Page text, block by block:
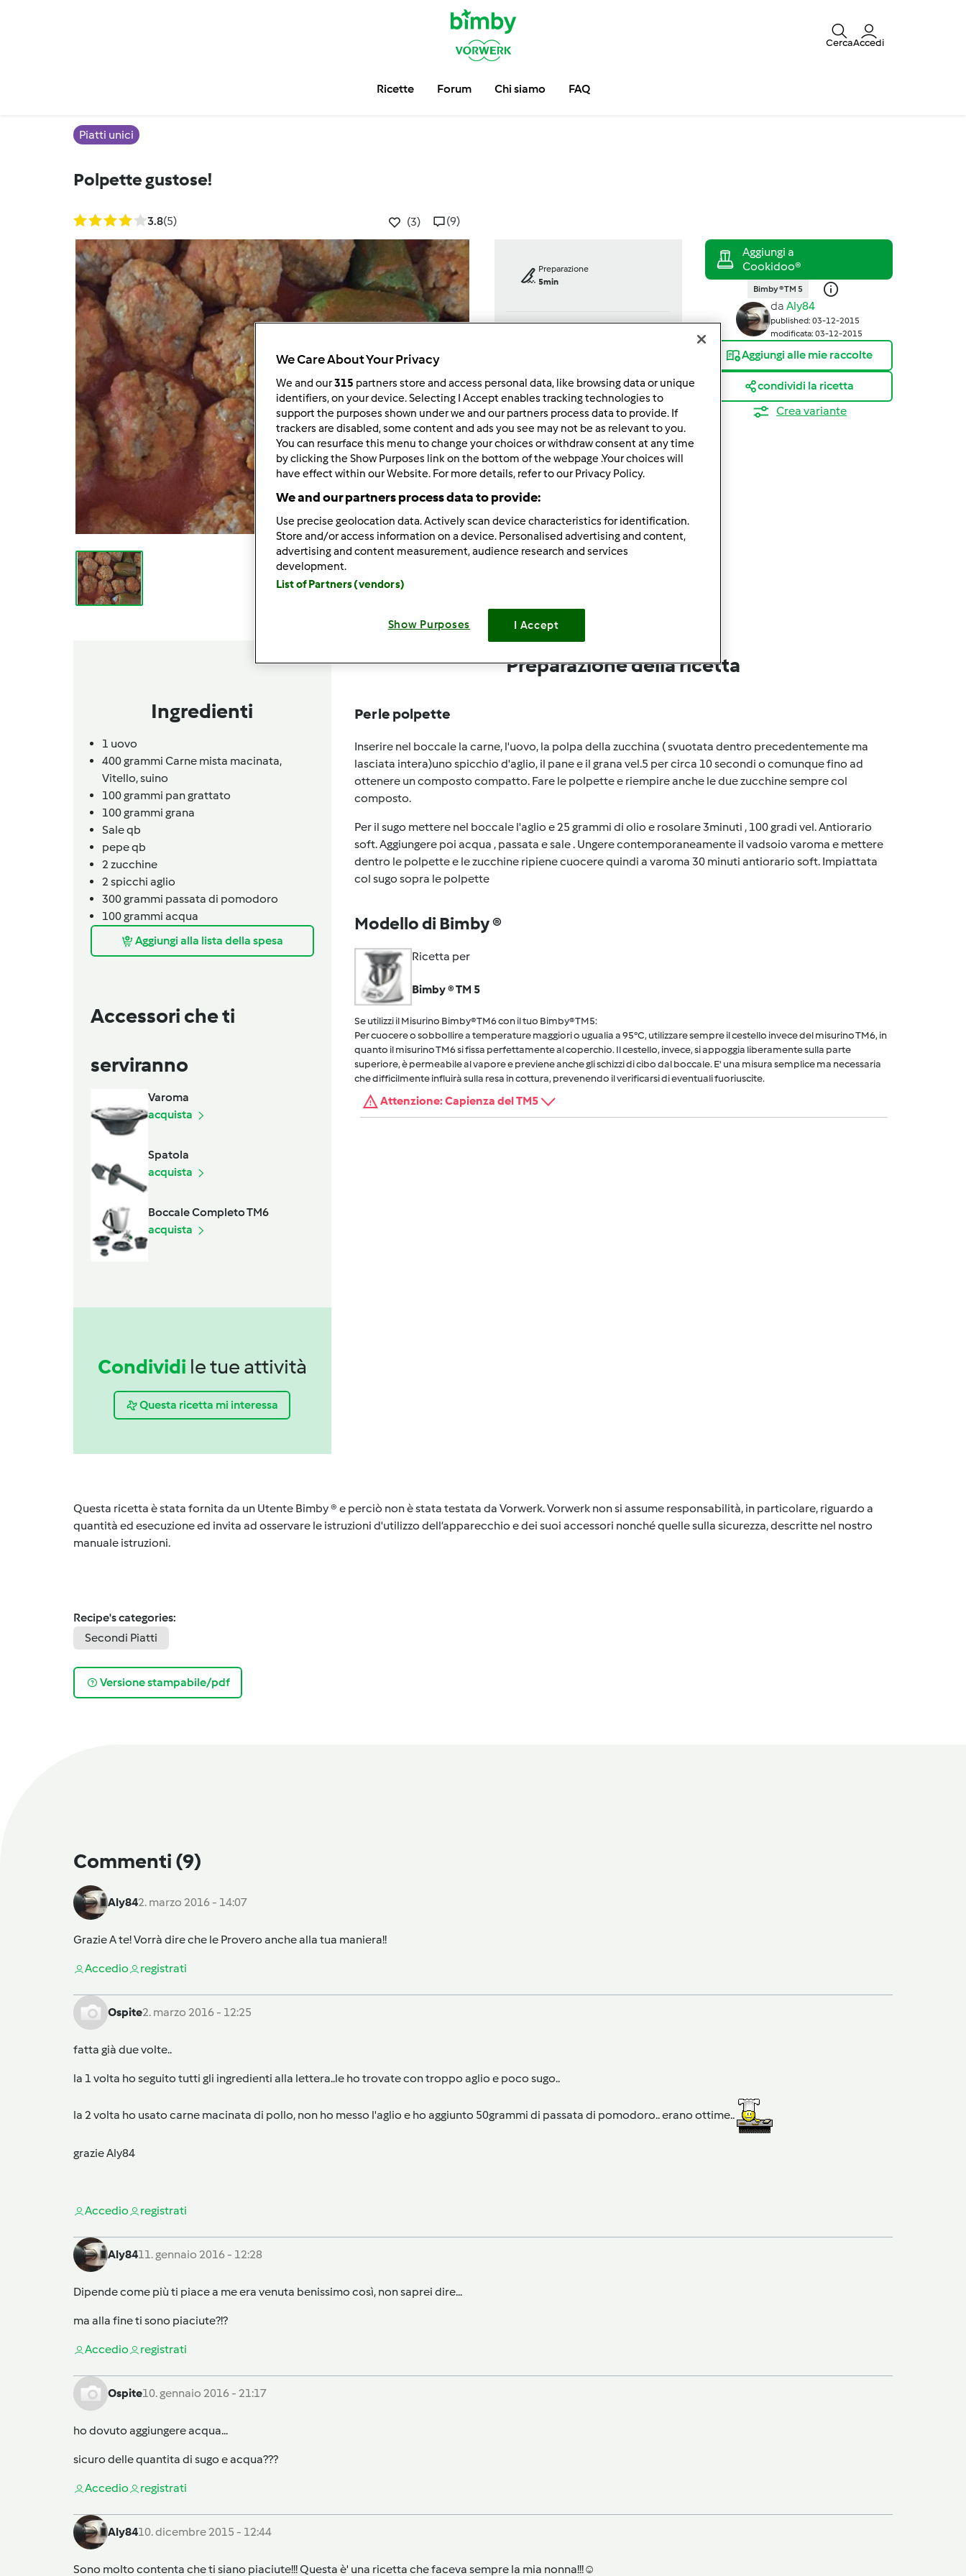
CercaAccedi
Ricette Forum Chi siamo FAQ
Piatti unici
Polpette gustose!
3.8(5) (3) (9)
Preparazione
5min
porzione/porzioni
4porzione/porzioni
facile
Bimby ® TM 5
da Aly84
published: 03-12-2015
modificata: 03-12-2015
Aggiungi alle mie raccolte
condividi la ricetta
Crea variante
Ingredienti
1 uovo
400grammi Carne mista macinata,
Vitello, suino
100grammi pan grattato
100grammi grana
Sale qb
pepe qb
2zucchine
2spicchi aglio
300grammi passata di pomodoro
100grammi acqua
Aggiungi alla lista della spesa
Accessori che ti
serviranno
Varoma
acquista
Spatola
acquista
Boccale Completo TM6
acquista
Condividi le tue attività
Questa ricetta mi interessa
Preparazione della ricetta
Per le polpette
Inserire nel boccale la carne, l'uovo, la polpa della zucchina ( svuotata dentro precedentemente ma
lasciata intera)uno spicchio d'aglio, il pane e il grana vel.5 per circa 10 secondi o comunque fino ad
ottenere un composto compatto. Fare le polpette e riempire anche le due zucchine sempre col
composto.
Per il sugo mettere nel boccale l'aglio e 25 grammi di olio e rosolare 3minuti , 100 gradi vel. Antiorario
soft. Aggiungere poi acqua , passata e sale . Ungere contemporaneamente il vadsoio varoma e mettere
dentro le polpette e le zucchine ripiene cuocere quindi a varoma 30 minuti antiorario soft. Impiattata
col sugo sopra le polpette
Modello di Bimby ®
Ricetta per
Bimby ® TM 5
Se utilizzi il Misurino Bimby® TM6 con il tuo Bimby® TM5:
Per cuocere o sobbollire a temperature maggiori o ugualia a 95°C, utilizzare sempre il cestello invece del misurino TM6, in
quanto il misurino TM6 si fissa perfettamente al coperchio. Il cestello, invece, si appoggia liberamente sulla parte
superiore, è permeabile al vapore e previene anche gli schizzi di cibo dal boccale. E' una misura semplice ma necessaria
che difficilmente influirà sulla resa in cottura, prevenendo il verificarsi di eventuali fuoriuscite.
Attenzione: Capienza del TM5
Questa ricetta è stata fornita da un Utente Bimby ® e perciò non è stata testata da Vorwerk. Vorwerk non si assume responsabilità, in particolare, riguardo a
quantità ed esecuzione ed invita ad osservare le istruzioni d'utilizzo dell’apparecchio e dei suoi accessori nonché quelle sulla sicurezza, descritte nel nostro
manuale istruzioni.
Recipe's categories:
Secondi Piatti
Versione stampabile/pdf
Commenti (9)
Aly842. marzo 2016 - 14:07
Grazie A te! Vorrà dire che le Provero anche alla tua maniera!!
Accedio registrati
Ospite2. marzo 2016 - 12:25
fatta già due volte..
la 1 volta ho seguito tutti gli ingredienti alla lettera..le ho trovate con troppo aglio e poco sugo..
la 2 volta ho usato carne macinata di pollo, non ho messo l'aglio e ho aggiunto 50grammi di passata di pomodoro.. erano ottime..
grazie Aly84
Accedio registrati
Aly8411. gennaio 2016 - 12:28
Dipende come più ti piace a me era venuta benissimo così, non saprei dire...
ma alla fine ti sono piaciute?!?
Accedio registrati
Ospite10. gennaio 2016 - 21:17
ho dovuto aggiungere acqua...
sicuro delle quantita di sugo e acqua???
Accedio registrati
Aly8410. dicembre 2015 - 12:44
Sono molto contenta che ti siano piaciute!!! Questa è' una ricetta che faceva sempre la mia nonna!!!☺️
We Care About Your Privacy
We and our315 partners store and access personal data, like browsing data or unique
identifiers, on your device. Selecting I Accept enables tracking technologies to
support the purposes shown under we and our partners process data to provide. If
trackers are disabled, some content and ads you see may not be as relevant to you.
You can resurface this menu to change your choices or withdraw consent at any time
by clicking the Show Purposes link on the bottom of the webpage .Your choices will
have effect within our Website. For more details, refer to our Privacy Policy.
We and our partners process data to provide:
Use precise geolocation data. Actively scan device characteristics for identification.
Store and/or access information on a device. Personalised advertising and content,
advertising and content measurement, audience research and services
development.
List of Partners (vendors)
Show Purposes I Accept